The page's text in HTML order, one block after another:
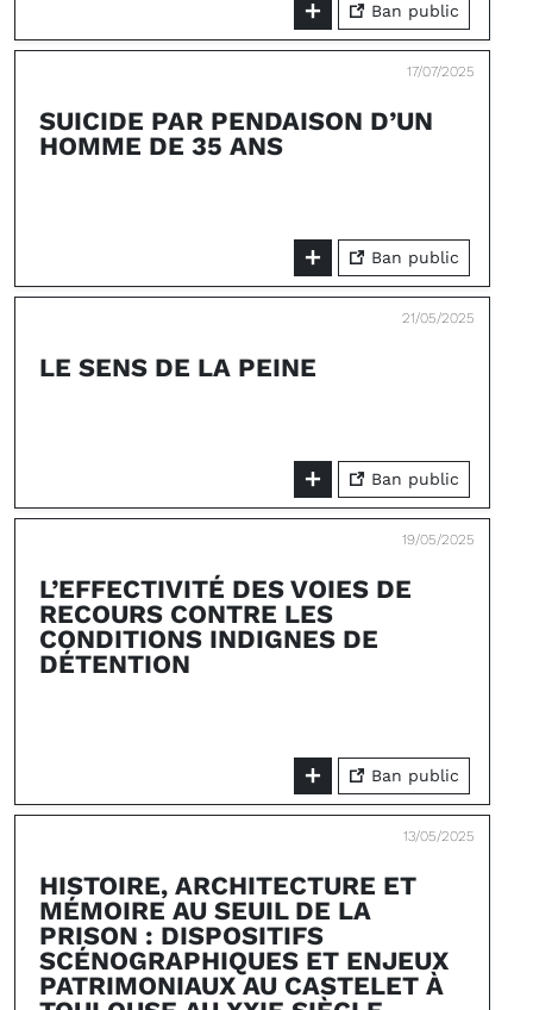
Ban public
17/07/2025
SUICIDE PAR PENDAISON D’UN
HOMME DE 35 ANS
Ban public
21/05/2025
LE SENS DE LA PEINE
Ban public
19/05/2025
L’EFFECTIVITÉ DES VOIES DE
RECOURS CONTRE LES
CONDITIONS INDIGNES DE
DÉTENTION
Ban public
13/05/2025
HISTOIRE, ARCHITECTURE ET
MÉMOIRE AU SEUIL DE LA
PRISON : DISPOSITIFS
SCÉNOGRAPHIQUES ET ENJEUX
PATRIMONIAUX AU CASTELET À